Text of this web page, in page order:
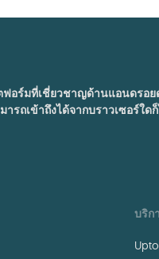
ร์มที่เชี่ยวชาญด้านแอนดรอย
รถเข้าถึงได้จากบราวเซอร์ใ
บริก